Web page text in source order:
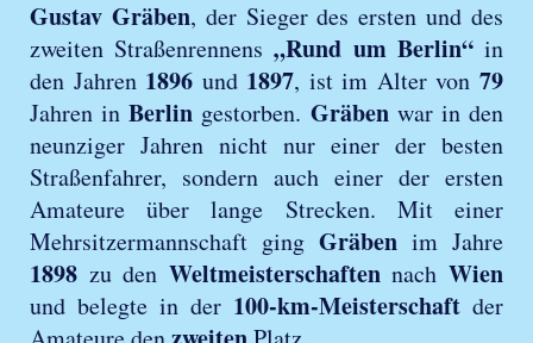
Gustav Gräben, der Sieger des ersten und des
zweiten Straßenrennens„Rund um Berlin“in
den Jahren 1896 und 1897, ist im Alter von79
Jahren inBerlin gestorben. Gräbenwar in den
neunziger Jahren nicht nur einer der besten
Straßenfahrer, sondern auch einer der ersten
Amateure über lange Strecken. Mit einer
Mehrsitzermannschaft ging Gräben im Jahre
1898 zu den WeltmeisterschaftennachWien
und belegte in der 100-km-Meisterschaft der